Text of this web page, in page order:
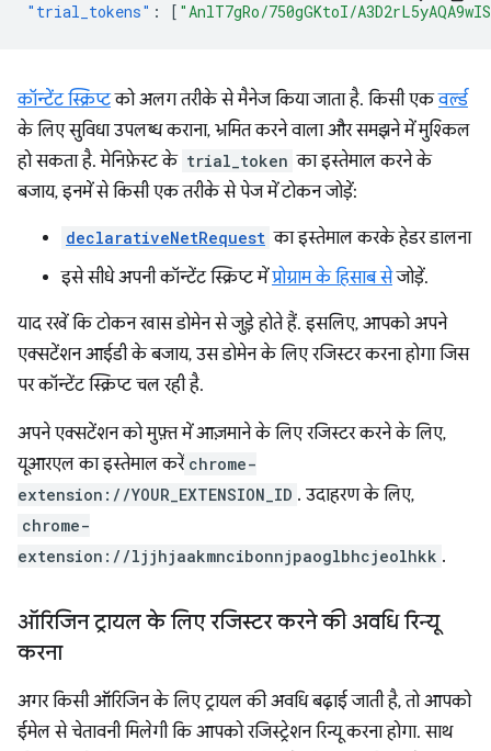
"trial_tokens" : [ "AnlT7gRo/750gGKtoI/
कॉन्टेंट स्क्रिप्टको अलग तरीके से मैनेज किया जाता है. किसी एकवर्ल्ड
के लिए सुविधा उपलब्ध कराना, भ्रमित करने वाला और समझने में मुश्किल
हो सकता है. मेनिफ़ेस्ट के trial_token का इस्तेमाल करने के
बजाय, इनमें से किसी एक तरीके से पेज में टोकन जोड़ें:
declarativeNetRequest का इस्तेमाल करके हेडर डालना
इसे सीधे अपनी कॉन्टेंट स्क्रिप्ट मेंप्रोग्राम के हिसाब सेजोड़ें.
याद रखें कि टोकन खास डोमेन से जुड़े होते हैं. इसलिए, आपको अपने
एक्सटेंशन आईडी के बजाय, उस डोमेन के लिए रजिस्टर करना होगा जिस
पर कॉन्टेंट स्क्रिप्ट चल रही है.
अपने एक्सटेंशन को मुफ़्त में आज़माने के लिए रजिस्टर करने के लिए,
यूआरएल का इस्तेमाल करें chrome-
extension://YOUR_EXTENSION_ID . उदाहरण के लिए,
chrome-
extension://ljjhjaakmncibonnjpaoglbhcjeolhkk .
ऑरिजिन ट्रायल के लिए रजिस्टर करने की अवधि रिन्यू
करना
अगर किसी ऑरिजिन के लिए ट्रायल की अवधि बढ़ाई जाती है, तो आपको
ईमेल से चेतावनी मिलेगी कि आपको रजिस्ट्रेशन रिन्यू करना होगा. साथ